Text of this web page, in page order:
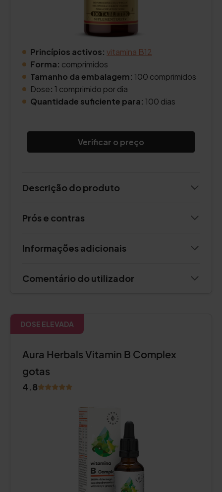
Princípios activos: vitamina B12
Forma: comprimidos
Tamanho da embalagem: 100 comprimidos
Dose: 1 comprimido por dia
Quantidade suficiente para: 100 dias
Verificar o preço
Descrição do produto
Prós e contras
Informações adicionais
Comentário do utilizador
DOSE ELEVADA
Aura Herbals Vitamin B Complex
gotas
4.8